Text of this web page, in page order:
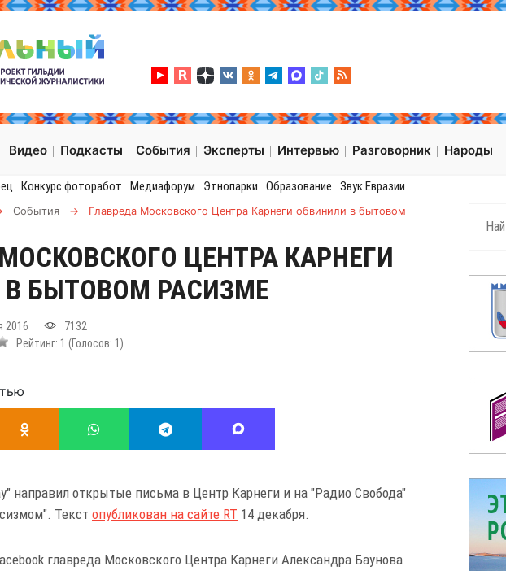
Видео Подкасты События Эксперты Интервью Разговорник Народы
Конкурс фоторабот Медиафорум Этнопарки Образование Звук Евразии
События →
Главреда Московского Центра Карнеги обвинили в бытовом
ЦЕНТРА КАРНЕГИ
БЫТОВОМ РАСИЗМЕ
2016
7132
Рейтинг: 1 (Голосов: 1 )
направил открытые письма в Центр Карнеги и на "Радио Свобода"
Текст опубликован на сайте RT 14 декабря.
главреда Московского Центра Карнеги Александра Баунова